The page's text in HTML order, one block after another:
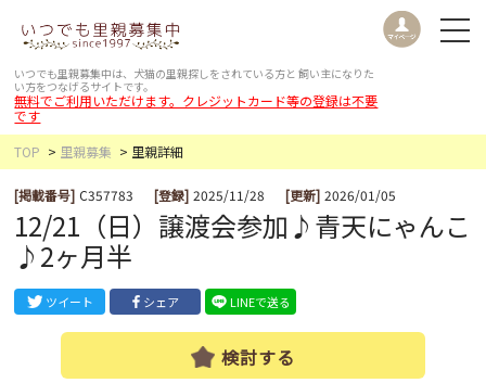
いつでも里親募集中は、犬猫の里親探しをされている方と 飼い主になりた
い方をつなげるサイトです。
無料でご利用いただけます。クレジットカード等の登録は不要
です
TOP
里親募集 里親詳細
[掲載番号] C357783 [登録] 2025/11/28 [更新] 2026/01/05
12/21（日）譲渡会参加♪青天にゃんこ
♪2ヶ月半
ツイート シェア LINEで送る
検討する